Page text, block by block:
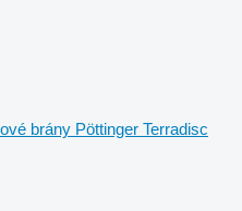
brány Pöttinger Terradisc